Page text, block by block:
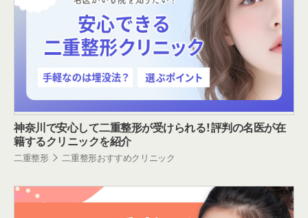
神奈川で安心して二重整形が受けられる！評判の名医が在
籍するクリニックを紹介
二重整形 二重整形おすすめクリニック